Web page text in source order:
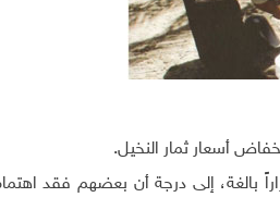
أسعار ثمار النخيل.
بالغة، إلى درجة أن بعضهم فقد